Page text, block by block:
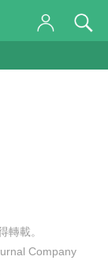
轉載。
Company